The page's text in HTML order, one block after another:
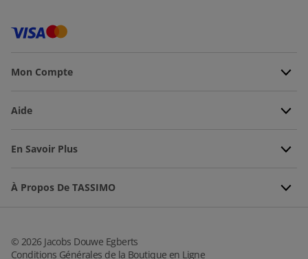
Mon Compte
Aide
En Savoir Plus
À Propos De TASSIMO
© 2026Jacobs Douwe Egberts
Conditions Générales de la Boutique en Ligne